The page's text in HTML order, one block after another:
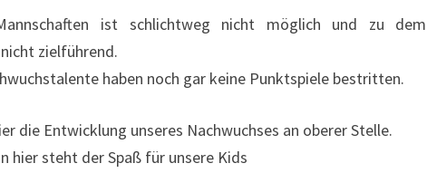
ist schlichtweg nicht möglich und zu dem
zielführend.
haben noch gar keine Punktspiele bestritten.
die Entwicklung unseres Nachwuchses an oberer Stelle.
hier steht der Spaß für unsere Kids